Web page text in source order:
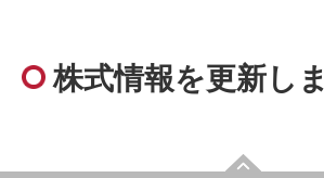
株式情報を更新し